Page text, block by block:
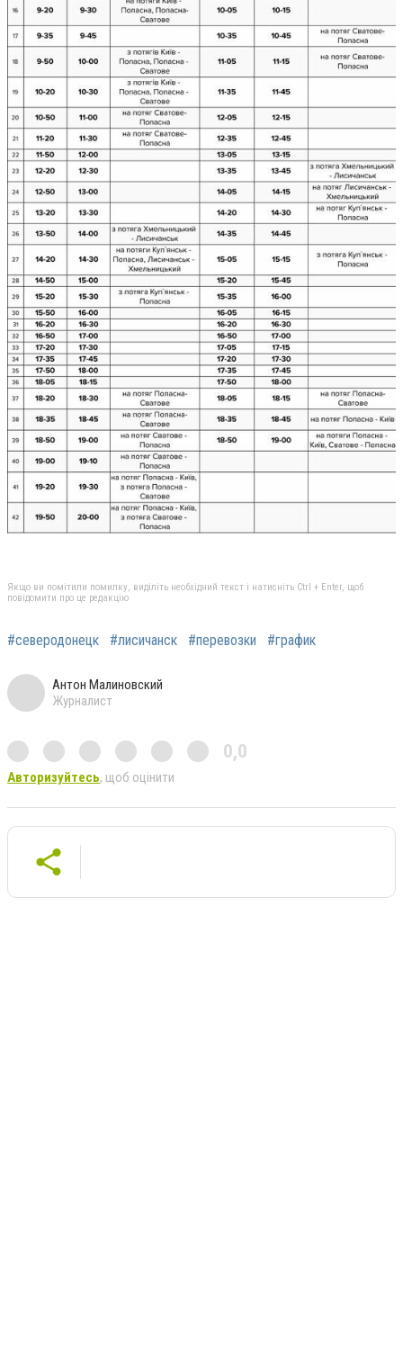
Якщо ви помітили помилку, виділіть необхідний текст і натисніть Ctrl + Enter, щоб
повідомити про це редакцію
#северодонецк #лисичанск #перевозки #график
Антон Малиновский
Журналист
0,0
Авторизуйтесь, щоб оцінити